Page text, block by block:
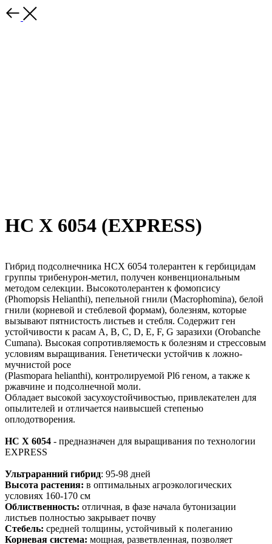
НС Х 6054 (EXPRESS)
Гибрид подсолнечника НСХ 6054 толерантен к гербицидам
группы трибенурон-метил, получен конвенциональным
методом селекции. Высокотолерантен к фомопсису
(Phomopsis Helianthi), пепельной гнили (Macrophomina), белой
гнили (корневой и стеблевой формам), болезням, которые
вызывают пятнистость листьев и стебля. Содержит ген
устойчивости к расам А, B, C, D, Е, F, G заразихи (Orobanche
Cumana). Высокая сопротивляемость к болезням и стрессовым
условиям выращивания. Генетически устойчив к ложно-
мучнистой росе
(Plasmopara helianthi), контролируемой Pl6 геном, а также к
ржавчине и подсолнечной моли.
Обладает высокой засухоустойчивостью, привлекателен для
опылителей и отличается наивысшей степенью
оплодотворения.
НС Х 6054 - предназначен для выращивания по технологии
EXPRESS
Ультраранний гибрид: 95-98 дней
Высота растения: в оптимальных агроэкологических
условиях 160-170 см
Облиственность: отличная, в фазе начала бутонизации
листьев полностью закрывает почву
Стебель: средней толщины, устойчивый к полеганию
Корневая система: мощная, разветвленная, позволяет